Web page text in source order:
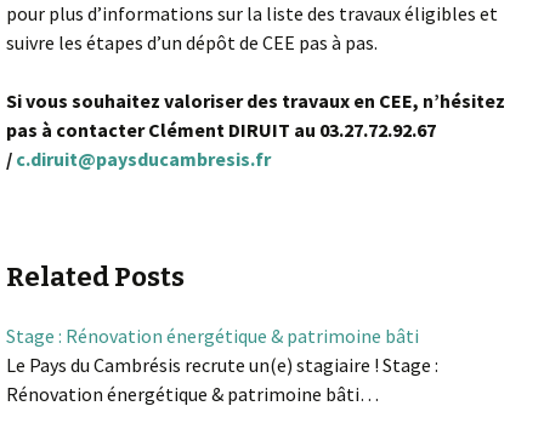
pour plus d’informations sur la liste des travaux éligibles et
suivre les étapes d’un dépôt de CEE pas à pas.
Si vous souhaitez valoriser des travaux en CEE, n’hésitez
pas à contacter Clément DIRUIT au 03.27.72.92.67
/ c.diruit@paysducambresis.fr
Related Posts
Stage : Rénovation énergétique & patrimoine bâti
Le Pays du Cambrésis recrute un(e) stagiaire ! Stage :
Rénovation énergétique & patrimoine bâti…